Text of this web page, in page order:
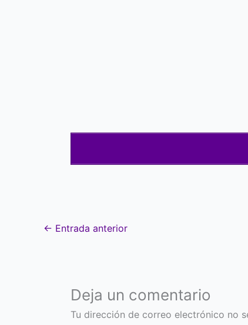
← Entrada anterior
Deja un comentario
Tu dirección de correo electrónico no